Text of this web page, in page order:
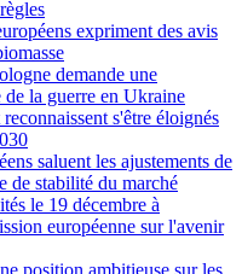
expriment des avis
demande une
la guerre en Ukraine
s'être éloignés
saluent les ajustements de
de stabilité du marché
le 19 décembre à
européenne sur l'avenir
position ambitieuse sur les